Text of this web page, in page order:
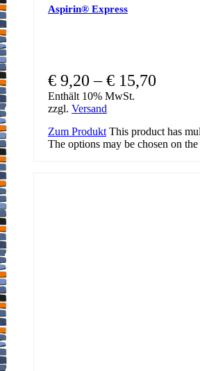
Aspirin® Express
€ 9,20 –€ 15,70
Enthält 10% MwSt.
zzgl. Versand
Zum Produkt This product has
The options may be chosen on